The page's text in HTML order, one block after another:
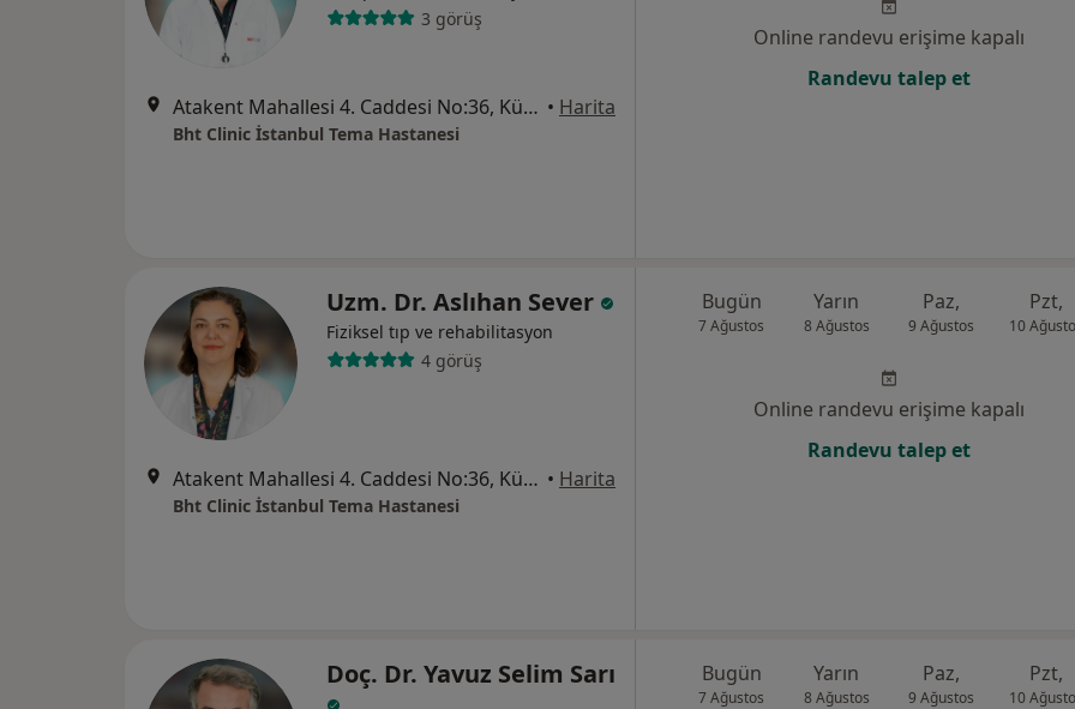
3 görüş
Atakent Mahallesi 4. Caddesi No:36, Küçükçekmece • Harita
Bht Clinic İstanbul Tema Hastanesi
Online randevu erişime kapalı
Randevu talep et
Uzm. Dr. Aslıhan Sever
Fiziksel tıp ve rehabilitasyon
4 görüş
Atakent Mahallesi 4. Caddesi No:36, Küçükçekmece • Harita
Bht Clinic İstanbul Tema Hastanesi
Bugün
7 Ağustos
Yarın
8 Ağustos
Paz,
9 Ağustos
Pzt,
10
Online randevu erişime kapalı
Randevu talep et
Doç. Dr. Yavuz Selim Sarı Bugün
7 Ağustos
Yarın
8 Ağustos
Paz,
9 Ağustos
Pzt,
10